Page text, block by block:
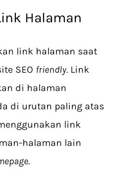
Halaman
link halaman saat
SEO friendly. Link
di halaman
di urutan paling atas
link
halaman lain
.